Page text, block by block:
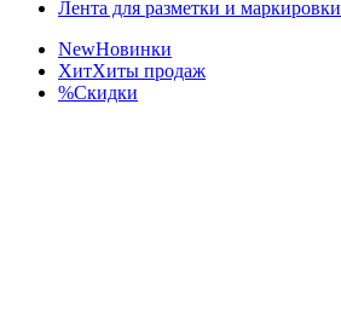
Лента для разметки и маркировки
NewНовинки
ХитХиты продаж
%Скидки